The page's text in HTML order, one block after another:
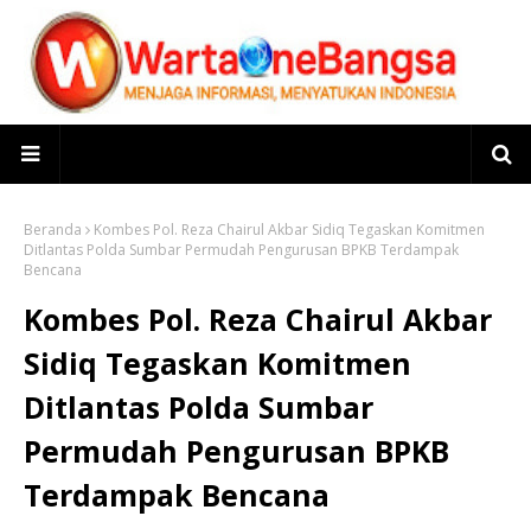
Beranda
Kombes Pol. Reza Chairul Akbar Sidiq Tegaskan Komitmen
Ditlantas Polda Sumbar Permudah Pengurusan BPKB Terdampak
Bencana
Kombes Pol. Reza Chairul Akbar
Sidiq Tegaskan Komitmen
Ditlantas Polda Sumbar
Permudah Pengurusan BPKB
Terdampak Bencana